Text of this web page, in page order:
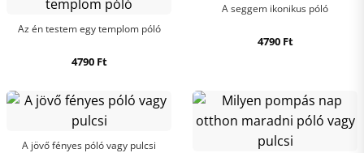
Az én testem egy templom póló
4790 Ft
A seggem ikonikus póló
4790 Ft
A jövő fényes póló vagy pulcsi